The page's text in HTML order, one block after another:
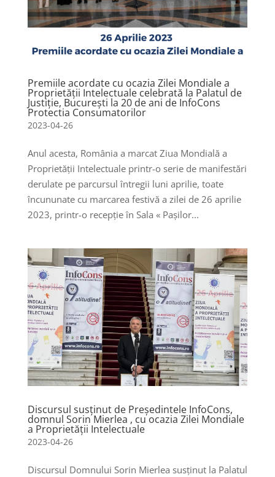
Premiile acordate cu ocazia Zilei Mondiale a
Proprietății Intelectuale celebrată la Palatul de
Justiție, București la 20 de ani de InfoCons
Protectia Consumatorilor
2023-04-26
Anul acesta, România a marcat Ziua Mondială a
Proprietății Intelectuale printr-o serie de manifestări
derulate pe parcursul întregii luni aprilie, toate
încununate cu marcarea festivă a zilei de 26 aprilie
2023, printr-o recepție în Sala « Paşilor...
Discursul susținut de Președintele InfoCons,
domnul Sorin Mierlea , cu ocazia Zilei Mondiale
a Proprietății Intelectuale
2023-04-26
Discursul Domnului Sorin Mierlea susținut la Palatul